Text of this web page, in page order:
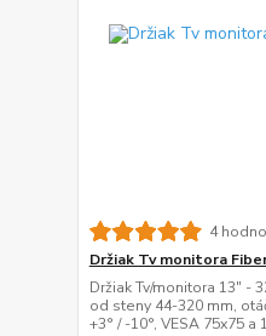
4
Držiak Tv monitora
Držiak Tv/monitora 13" -
od steny 44-320 mm,
+3° / -10°, VESA 75x75